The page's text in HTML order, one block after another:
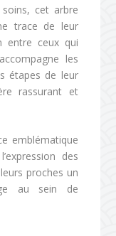
cet arbre
trace de leur
entre ceux qui
les
étapes de leur
rassurant et
emblématique
des
proches un
au sein de